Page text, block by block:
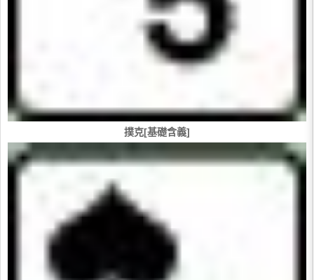
撲克[基礎含義]